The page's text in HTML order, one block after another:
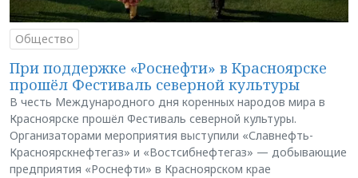
Общество
При поддержке «Роснефти» в Красноярске
прошёл Фестиваль северной культуры
В честь Международного дня коренных народов мира в
Красноярске прошёл Фестиваль северной культуры.
Организаторами мероприятия выступили «Славнефть-
Красноярскнефтегаз» и «Востсибнефтегаз» — добывающие
предприятия «Роснефти» в Красноярском крае